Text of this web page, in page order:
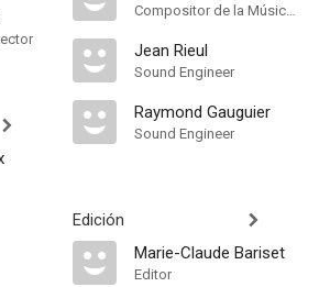
Compositor de la Música Original
Jean Rieul
Sound Engineer
Raymond Gauguier
Sound Engineer
Edición
Marie-Claude Bariset
Editor